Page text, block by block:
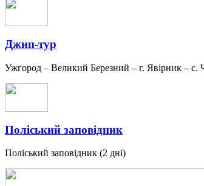
Джип-тур
Ужгород – Великий Березний – г. Явірник – с.
Поліський заповідник
Поліський заповідник (2 дні)